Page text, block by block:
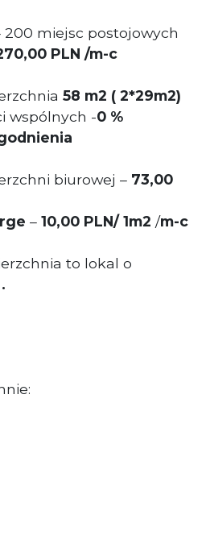
200 miejsc postojowych
PLN /m-c
58 m2 ( 2*29m2)
wspólnych -0 %
biurowej – 73,00
– 10,00 PLN/ 1m2 /m-c
to lokal o